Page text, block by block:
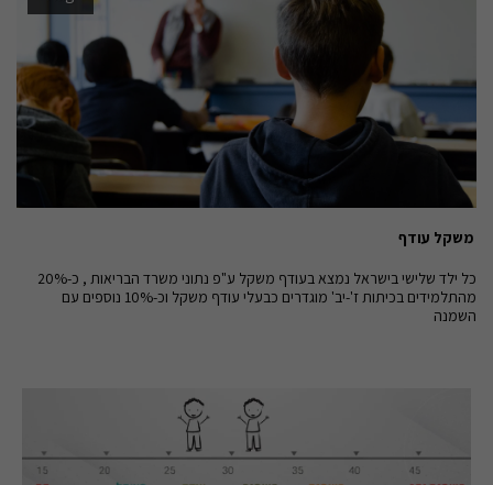
משקל עודף
כל ילד שלישי בישראל נמצא בעודף משקל ע"פ נתוני משרד הבריאות , כ-20%
מהתלמידים בכיתות ז'-יב' מוגדרים כבעלי עודף משקל וכ-10% נוספים עם
השמנה